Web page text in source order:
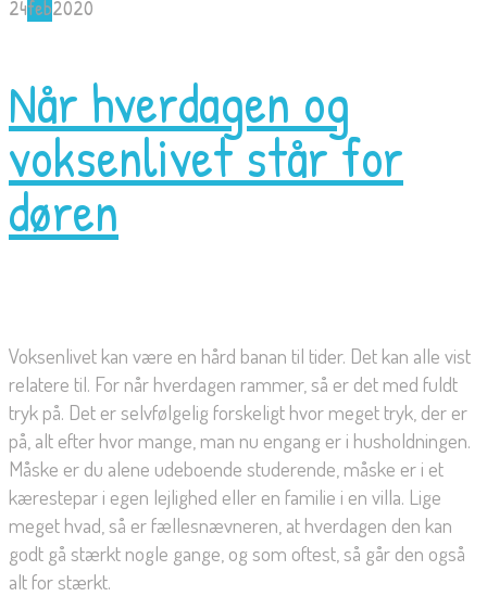
24feb2020
Når hverdagen og
voksenlivet står for
døren
Voksenlivet kan være en hård banan til tider. Det kan alle vist
relatere til. For når hverdagen rammer, så er det med fuldt
tryk på. Det er selvfølgelig forskeligt hvor meget tryk, der er
på, alt efter hvor mange, man nu engang er i husholdningen.
Måske er du alene udeboende studerende, måske er i et
kærestepar i egen lejlighed eller en familie i en villa. Lige
meget hvad, så er fællesnævneren, at hverdagen den kan
godt gå stærkt nogle gange, og som oftest, så går den også
alt for stærkt.